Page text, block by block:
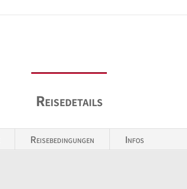
Reisedetails
Reisebedingungen Infos